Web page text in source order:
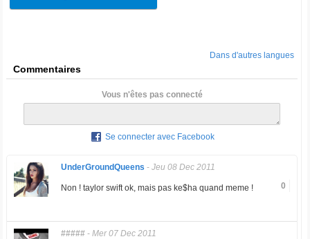
Dans d'autres langues
Commentaires
Vous n'êtes pas connecté
Se connecter avec Facebook
UnderGroundQueens - Jeu 08 Dec 2011
0
Non ! taylor swift ok, mais pas ke$ha quand meme !
#####- Mer 07 Dec 2011